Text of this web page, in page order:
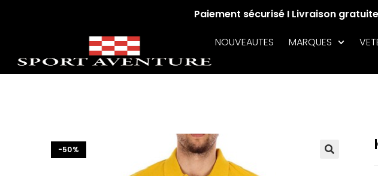
Paiement sécurisé I Livraison
NOUVEAUTES MARQUES
-50%